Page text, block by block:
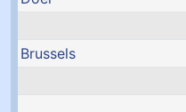
Brussels